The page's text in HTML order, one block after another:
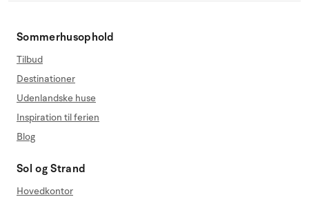
Sommerhusophold
Tilbud
Destinationer
Udenlandske huse
Inspiration til ferien
Blog
Sol og Strand
Hovedkontor